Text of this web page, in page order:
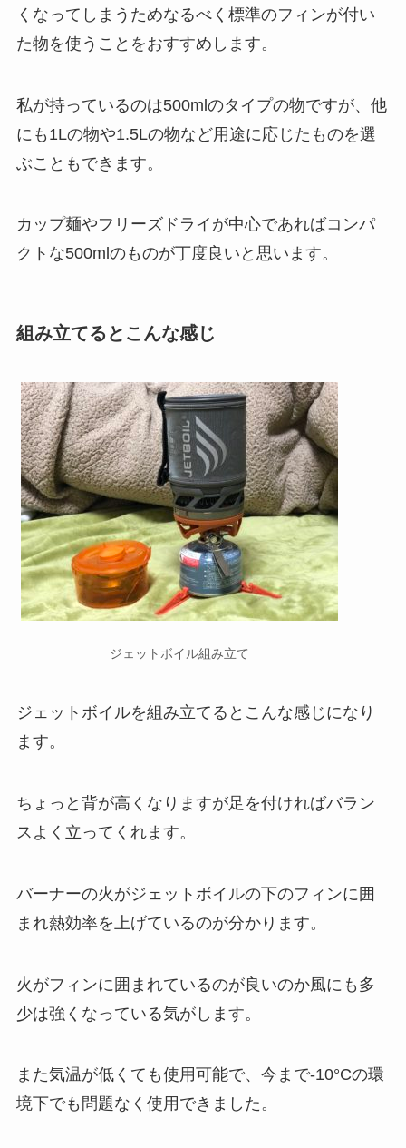
くなってしまうためなるべく標準のフィンが付い
た物を使うことをおすすめします。
私が持っているのは500mlのタイプの物ですが、他
にも1Lの物や1.5Lの物など用途に応じたものを選
ぶこともできます。
カップ麺やフリーズドライが中心であればコンパ
クトな500mlのものが丁度良いと思います。
組み立てるとこんな感じ
ジェットボイル組み立て
ジェットボイルを組み立てるとこんな感じになり
ます。
ちょっと背が高くなりますが足を付ければバラン
スよく立ってくれます。
バーナーの火がジェットボイルの下のフィンに囲
まれ熱効率を上げているのが分かります。
火がフィンに囲まれているのが良いのか風にも多
少は強くなっている気がします。
また気温が低くても使用可能で、今まで-10°Cの環
境下でも問題なく使用できました。